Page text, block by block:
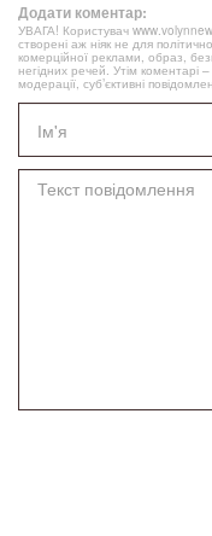
Додати коментар:
УВАГА! Користувач
створені аж ніяк не для
комерційної реклами, образ,
негідних речей. Утім коментарі
модерації, суб’єктивні